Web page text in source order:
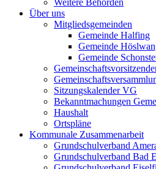
Weitere Behörden
Über uns
Mitgliedsgemeinden
Gemeinde Halfing
Gemeinde
Gemeinde
Sitzungskalender VG
Bekanntmachungen
Haushalt
Ortspläne
Kommunale Zusammenarbeit
Grundschulverband
Grundschulverband Bad